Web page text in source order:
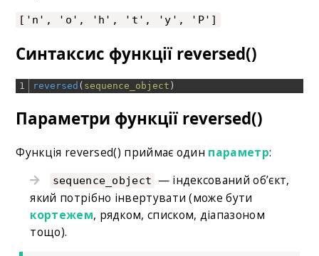
['n', 'o', 'h', 't', 'y', 'P']
Синтаксис функції reversed()
1 reversed ( sequence_object )
Параметри функції reversed()
Функція reversed() приймає один параметр:
sequence_object
— індексований об’єкт,
який потрібно інвертувати (може бути
кортежем, рядком, списком, діапазоном
тощо).